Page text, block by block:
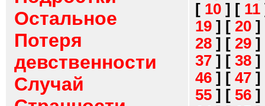
Остальное
Потеря
девственности
Случай
[ 10 ] [ 11
19 ] [ 20 ]
28 ] [ 29 ]
37 ] [ 38 ]
46 ] [ 47 ]
55 ] [ 56 ]